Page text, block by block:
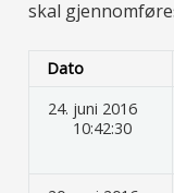
skal
Dato
juni 2016
10:42:30